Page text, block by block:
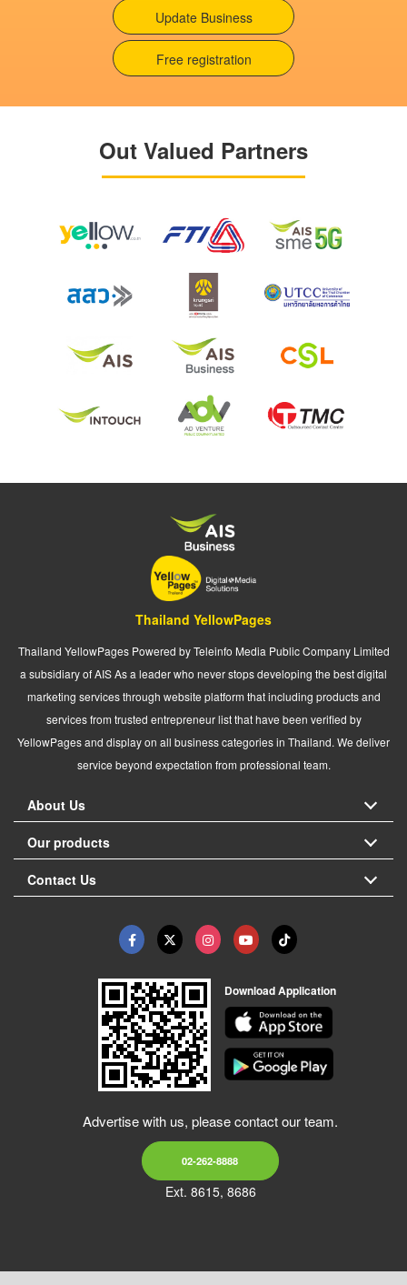
Update Business
Free registration
Out Valued Partners
Thailand YellowPages
Thailand YellowPages Powered by Teleinfo Media Public Company Limited
a subsidiary of AIS As a leader who never stops developing the best digital
marketing services through website platform that including products and
services from trusted entrepreneur list that have been verified by
YellowPages and display on all business categories in Thailand. We deliver
service beyond expectation from professional team.
About Us
Our products
Contact Us
Download Application
Advertise with us, please contact our team.
02-262-8888
Ext. 8615, 8686